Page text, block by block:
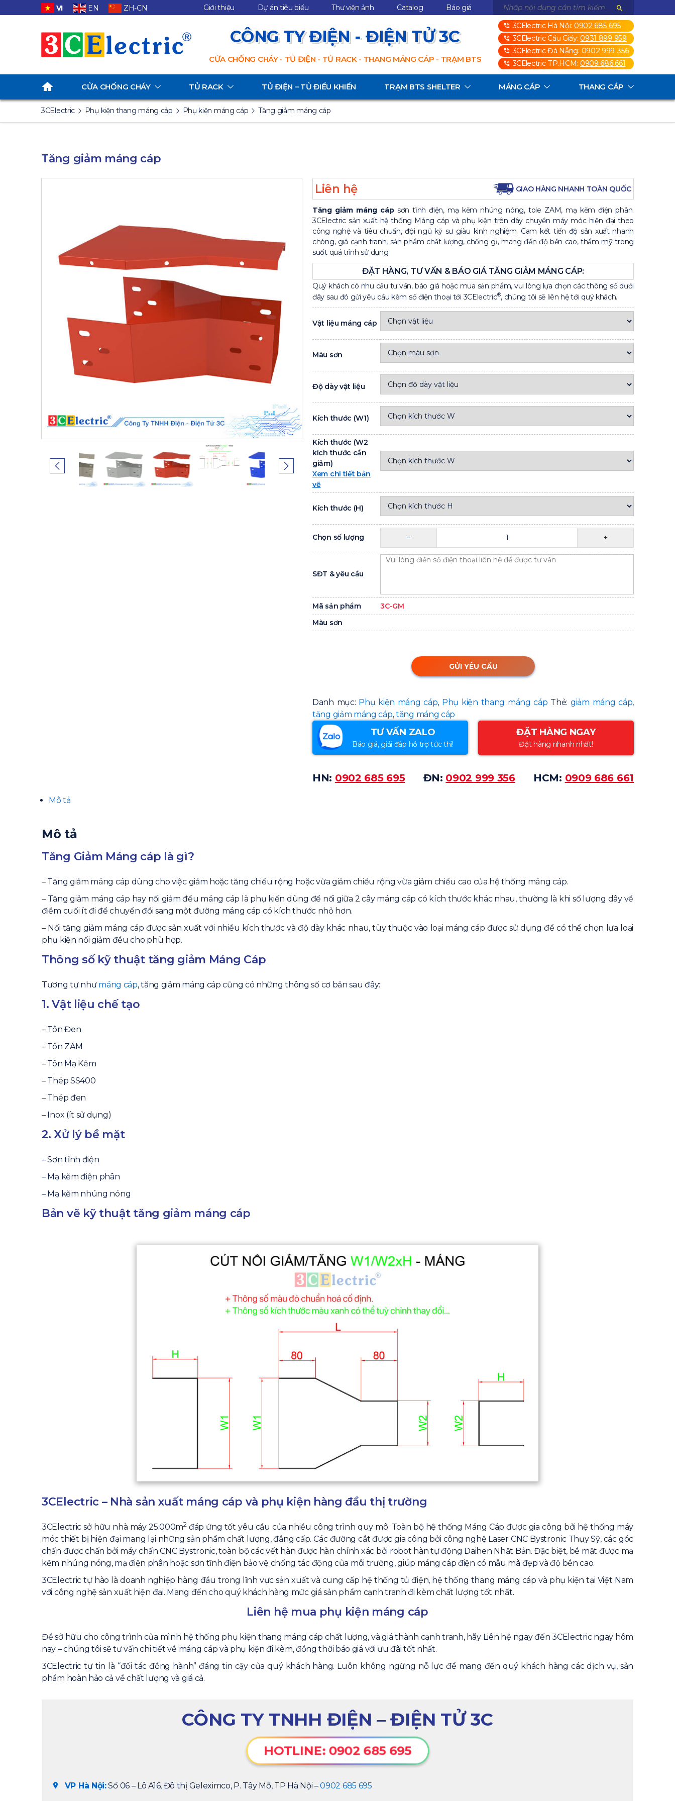
VI EN ZH-CN Giới thiệu Dự án tiêu biểu Thư viện ảnh Catalog Báo giá
CÔNG TY ĐIỆN - ĐIỆN TỬ 3C
CỬA CHỐNG CHÁY - TỦ ĐIỆN - TỦ RACK - THANG MÁNG CÁP - TRẠM BTS
3CElectric Hà Nội: 0902 685 695
3CElectric Cầu Giấy:0931 899 959
3CElectric Đà Nẵng: 0902 999 356
3CElectric TP.HCM: 0909 686 661
CỬA CHỐNG CHÁY TỦ RACK TỦ ĐIỆN – TỦ ĐIỀU KHIỂN TRẠM BTS SHELTER MÁNG CÁP THANG CÁP
3CElectric Phụ kiện thang máng cáp Phụ kiện máng cáp Tăng giảm máng cáp
Tăng giảm máng cáp
Liên hệ GIAO HÀNG NHANH TOÀN QUỐC
Tăng giảm máng cápsơn tĩnh điện, mạ kẽm nhúng nóng, tole ZAM, mạ kẽm điện phân.
3CElectric sản xuất hệ thống Máng cáp và phụ kiện trên dây chuyền máy móc hiện đại theo
công nghệ và tiêu chuẩn, đội ngũ kỹ sư giàu kinh nghiệm. Cam kết tiến độ sản xuất nhanh
chóng, giá cạnh tranh, sản phẩm chất lượng, chống gỉ, mang đến độ bền cao, thẩm mỹ trong
suốt quá trình sử dụng.
ĐẶT HÀNG, TƯ VẤN & BÁO GIÁ TĂNG GIẢM MÁNG CÁP:
Quý khách có nhu cầu tư vấn, báo giá hoặc mua sản phẩm, vui lòng lựa chọn các thông số dưới
đây sau đó gửi yêu cầu kèm số điện thoại tới 3CElectric®, chúng tôi sẽ liên hệ tới quý khách.
Vật liệu máng cáp
Màu sơn
Độ dày vật liệu
Kích thước (W1)
Kích thước (W2
kích thước cần
giảm)
Xem chi tiết bản
vẽ
Kích thước (H)
Chọn số lượng
SĐT & yêu cầu
Mã sản phẩm
3C-GM
Màu sơn
Danh mục: Phụ kiện máng cáp, Phụ kiện thang máng cáp Thẻ: giảm máng cáp,
tăng giảm máng cáp,tăng máng cáp
TƯ VẤN ZALO
Báo giá, giải đáp hỗ trợ tức thì!
ĐẶT HÀNG NGAY
Đặt hàng nhanh nhất!
HN: 0902 685 695 ĐN: 0902 999 356 HCM: 0909 686 661
Mô tả
Mô tả
Tăng Giảm Máng cáp là gì?
– Tăng giảm máng cáp dùng cho việc giảm hoặc tăng chiều rộng hoặc vừa giảm chiều rộng vừa giảm chiều cao của hệ thống máng cáp.
– Tăng giảm máng cáp hay nối giảm đều máng cáp là phụ kiến dùng để nối giữa 2 cây máng cáp có kích thước khác nhau, thường là khi số lượng dây về
điểm cuối ít đi để chuyển đổi sang một đường máng cáp có kích thước nhỏ hơn.
– Nối tăng giảm máng cáp được sản xuất với nhiều kích thước và độ dày khác nhau, tùy thuộc vào loại máng cáp được sử dụng để có thể chọn lựa loại
phụ kiện nối giảm đều cho phù hợp.
Thông số kỹ thuật tăng giảm Máng Cáp
Tương tự như máng cáp, tăng giảm máng cáp cũng có những thông số cơ bản sau đây:
1. Vật liệu chế tạo
– Tôn Đen
– Tôn ZAM
– Tôn Mạ Kẽm
– Thép SS400
– Thép đen
– Inox (ít sử dụng)
2. Xử lý bề mặt
– Sơn tĩnh điện
– Mạ kẽm điện phân
– Mạ kẽm nhúng nóng
Bản vẽ kỹ thuật tăng giảm máng cáp
3CElectric – Nhà sản xuất máng cáp và phụ kiện hàng đầu thị trường
3CElectric sở hữu nhà máy 25.000m2đáp ứng tốt yêu cầu của nhiều công trình quy mô. Toàn bộ hệ thống Máng Cáp được gia công bởi hệ thống máy
móc thiết bị hiện đại mang lại những sản phẩm chất lượng, đẳng cấp. Các đường cắt được gia công bởi công nghệ Laser CNC Bystronic Thụy Sỹ, các góc
chấn được chấn bởi máy chấn CNC Bystronic, toàn bộ các vết hàn được hàn chính xác bởi robot hàn tự động Daihen Nhật Bản. Đặc biệt, bề mặt được mạ
kẽm nhúng nóng, mạ điện phân hoặc sơn tĩnh điện bảo vệ chống tác động của môi trường, giúp máng cáp điện có mẫu mã đẹp và độ bền cao.
3CElectric tự hào là doanh nghiệp hàng đầu trong lĩnh vực sản xuất và cung cấp hệ thống tủ điện, hệ thống thang máng cáp và phụ kiện tại Việt Nam
với công nghệ sản xuất hiện đại. Mang đến cho quý khách hàng mức giá sản phẩm cạnh tranh đi kèm chất lượng tốt nhất.
Liên hệ mua phụ kiện máng cáp
Để sở hữu cho công trình của mình hệ thống phụ kiện thang máng cáp chất lượng, và giá thành cạnh tranh, hãy Liên hệ ngay đến 3CElectric ngay hôm
nay – chúng tôi sẽ tư vấn chi tiết về máng cáp và phụ kiện đi kèm, đồng thời báo giá với ưu đãi tốt nhất.
3CElectric tự tin là “đối tác đồng hành” đáng tin cậy của quý khách hàng. Luôn không ngừng nỗ lực để mang đến quý khách hàng các dịch vụ, sản
phẩm hoàn hảo cả về chất lượng và giá cả.
CÔNG TY TNHH ĐIỆN – ĐIỆN TỬ 3C
HOTLINE: 0902 685 695
VP Hà Nội:Số 06 – Lô A16, Đô thị Geleximco, P. Tây Mỗ, TP Hà Nội –0902 685 695